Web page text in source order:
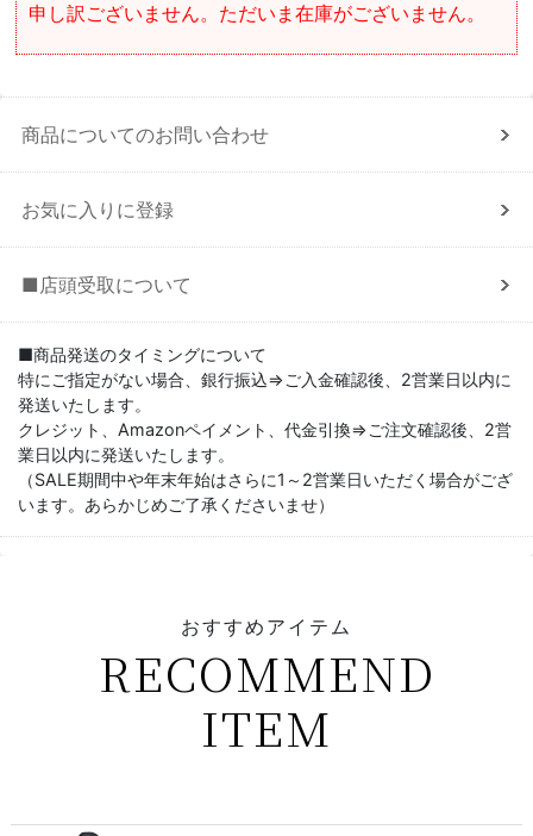
申し訳ございません。ただいま在庫がございません。
商品についてのお問い合わせ
お気に入りに登録
■店頭受取について
■商品発送のタイミングについて
特にご指定がない場合、銀行振込⇒ご入金確認後、2営業日以内に
発送いたします。
クレジット、Amazonペイメント、代金引換⇒ご注文確認後、2営
業日以内に発送いたします。
（SALE期間中や年末年始はさらに1～2営業日いただく場合がござ
います。あらかじめご了承くださいませ）
おすすめアイテム
RECOMMEND
ITEM